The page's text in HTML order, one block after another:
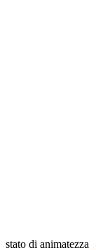
stato di animatezza